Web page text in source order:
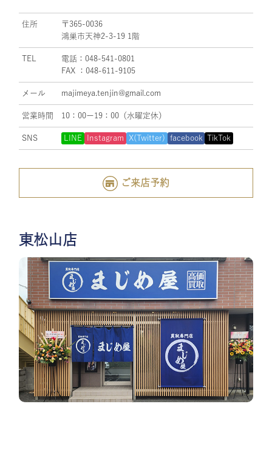
住所
〒365-0036
鴻巣市天神2-3-19 1階
TEL
電話：048-541-0801
FAX ：048-611-9105
メール majimeya.tenjin@gmail.com
営業時間 10：00ー19：00（水曜定休）
SNS LINE Instagram X(Twitter) facebook TikTok
ご来店予約
東松山店